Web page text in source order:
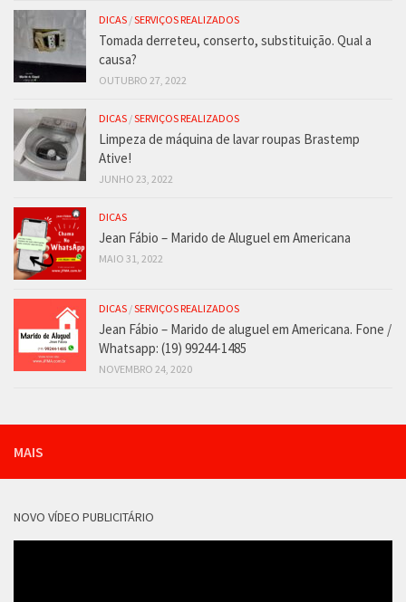
DICAS /SERVIÇOS REALIZADOS
Tomada derreteu, conserto, substituição. Qual a
causa?
OUTUBRO 27, 2022
DICAS /SERVIÇOS REALIZADOS
Limpeza de máquina de lavar roupas Brastemp
Ative!
JUNHO 23, 2022
DICAS
Jean Fábio – Marido de Aluguel em Americana
MAIO 31, 2022
DICAS /SERVIÇOS REALIZADOS
Jean Fábio – Marido de aluguel em Americana. Fone /
Whatsapp: (19) 99244-1485
NOVEMBRO 24, 2020
MAIS
NOVO VÍDEO PUBLICITÁRIO